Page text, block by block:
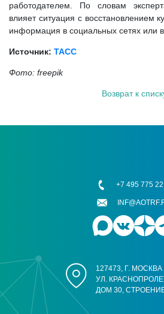
работодателем. По словам
влияет ситуация с восстановлением
информация в социальных сетях или
Источник: ТАСС
Фото: freepik
Возврат к
127473, Г. МОСКВА
УЛ.
ДОМ 30,
+7 495 775